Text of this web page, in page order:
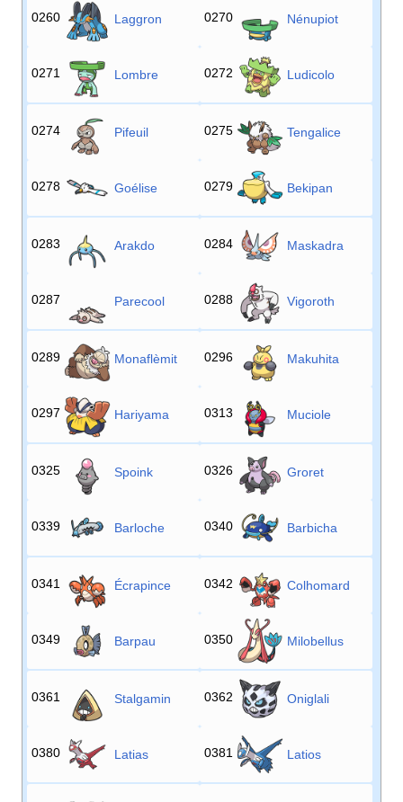
0260 Laggron 0270 Nénupiot
0271 Lombre 0272 Ludicolo
0274 Pifeuil 0275 Tengalice
0278 Goélise 0279 Bekipan
0283 Arakdo 0284 Maskadra
0287 Parecool 0288 Vigoroth
0289 Monaflèmit 0296 Makuhita
0297 Hariyama 0313 Muciole
0325 Spoink 0326 Groret
0339 Barloche 0340 Barbicha
0341 Écrapince 0342 Colhomard
0349 Barpau 0350 Milobellus
0361 Stalgamin 0362 Oniglali
0380 Latias 0381 Latios